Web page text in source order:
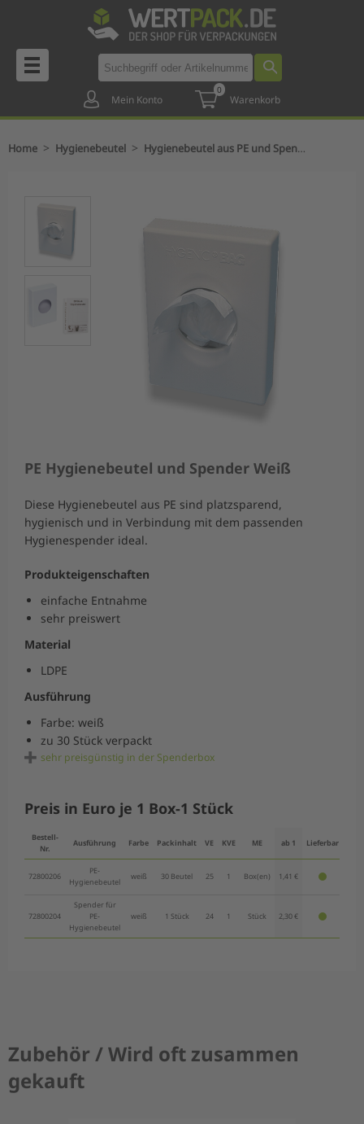
Mein Konto
0
Warenkorb
Home > Hygienebeutel > Hygienebeutel aus PE und Spender
PE Hygienebeutel und Spender Weiß
Diese Hygienebeutel aus PE sind platzsparend,
hygienisch und in Verbindung mit dem passenden
Hygienespender ideal.
Produkteigenschaften
einfache Entnahme
sehr preiswert
Material
LDPE
Ausführung
Farbe: weiß
zu 30 Stück verpackt
sehr preisgünstig in der Spenderbox
Preis in Euro je 1 Box-1 Stück
Bestell-
Nr.
Ausführung Farbe Packinhalt VE KVE ME ab 1 Lieferbar
72800206
PE-
Hygienebeutel
weiß 30 Beutel 25 1 Box(en) 1,41 €
72800204
Spender für
PE-
Hygienebeutel
weiß 1 Stück 24 1 Stück 2,30 €
Zubehör / Wird oft zusammen
gekauft